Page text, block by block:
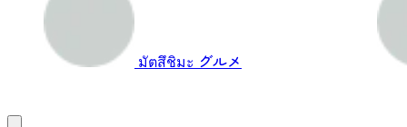
มัตสึชิมะ グルメ